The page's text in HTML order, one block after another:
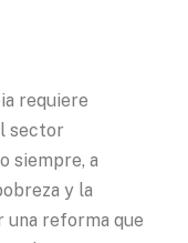
requiere
sector
siempre, a
y la
una reforma que